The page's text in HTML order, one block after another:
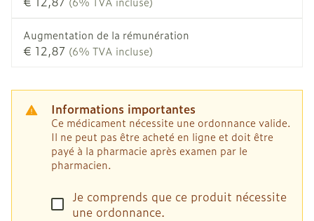
Augmentation de la rémunération
€ 12,87 (6% TVA incluse)
Informations importantes
Ce médicament nécessite une ordonnance valide.
Il ne peut pas être acheté en ligne et doit être
payé à la pharmacie après examen par le
pharmacien.
Je comprends que ce produit nécessite
une ordonnance.